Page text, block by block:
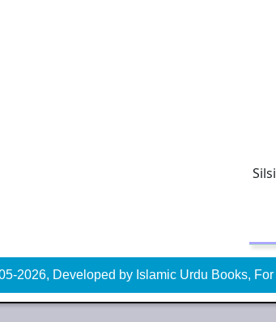
2026, Developed by Islamic Urdu Books,